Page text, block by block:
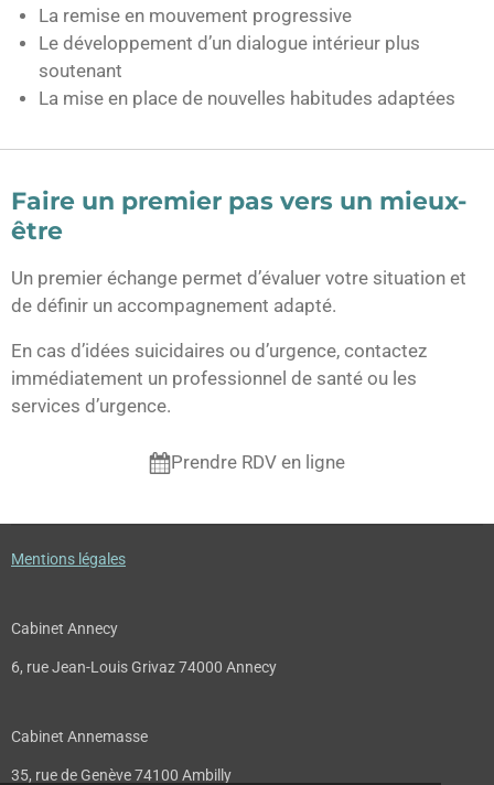
La remise en mouvement progressive
Le développement d’un dialogue intérieur plus
soutenant
La mise en place de nouvelles habitudes adaptées
Faire un premier pas vers un mieux-
être
Un premier échange permet d’évaluer votre situation et
de définir un accompagnement adapté.
En cas d’idées suicidaires ou d’urgence, contactez
immédiatement un professionnel de santé ou les
services d’urgence.
Prendre RDV en ligne
Mentions légales
Cabinet Annecy
6, rue Jean-Louis Grivaz 74000 Annecy
Cabinet Annemasse
35, rue de Genève 74100 Ambilly